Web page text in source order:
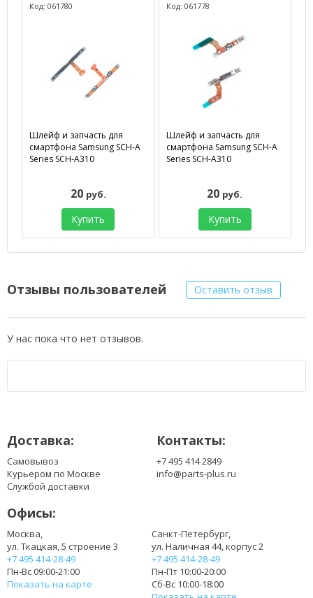
Код: 061780
Шлейф и запчасть для
смартфона Samsung SCH-A
Series SCH-A310
20 руб.
Купить
Код: 061778
Шлейф и запчасть для
смартфона Samsung SCH-A
Series SCH-A310
20 руб.
Купить
Отзывы пользователей Оставить отзыв
У нас пока что нет отзывов.
Доставка:
Самовывоз
Курьером по Москве
Службой доставки
Контакты:
+7 495 414 2849
info@parts-plus.ru
Офисы:
Москва,
ул. Ткацкая, 5 строение 3
+7 495 414-28-49
Пн-Вс 09:00-21:00
Показать на карте
Санкт-Петербург,
ул. Наличная 44, корпус 2
+7 495 414-28-49
Пн-Пт 10:00-20:00
Сб-Вс 10:00-18:00